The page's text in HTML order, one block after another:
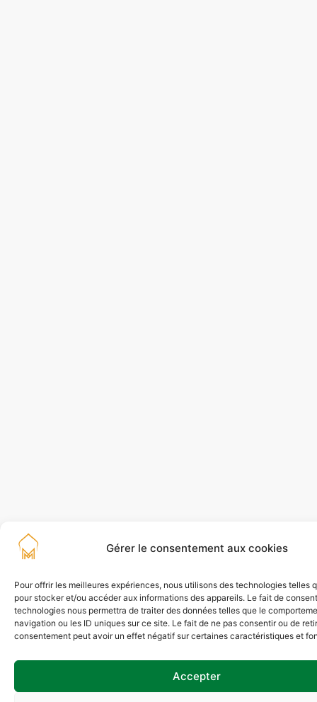
Gérer le consentement aux cookies
Pour offrir les meilleures expériences, nous utilisons des technologies telles
pour stocker et/ou accéder aux informations des appareils. Le fait de
technologies nous permettra de traiter des données telles que le
navigation ou les ID uniques sur ce site. Le fait de ne pas consentir ou de
consentement peut avoir un effet négatif sur certaines caractéristiques et
Accepter